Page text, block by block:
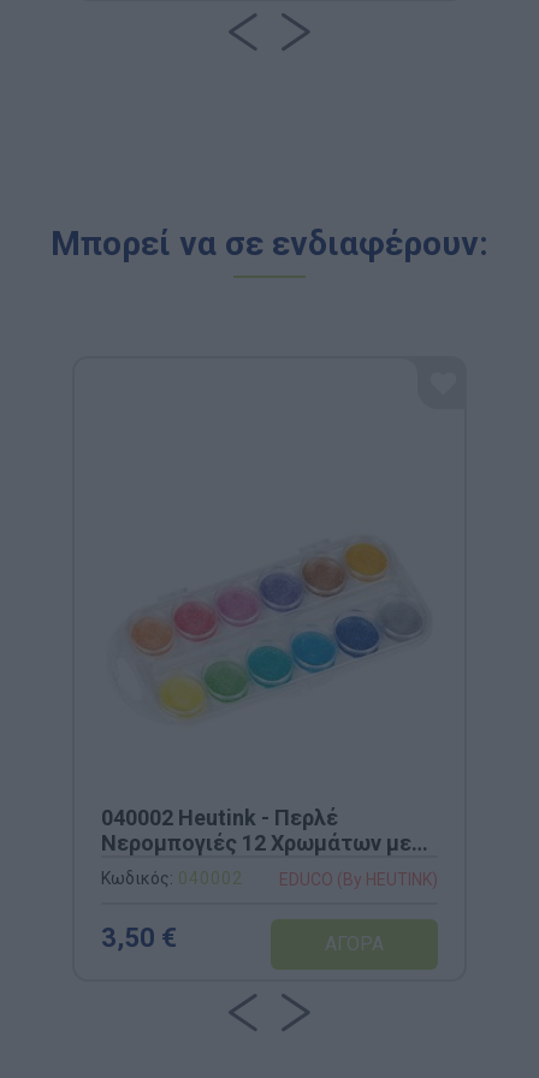
Μπορεί να σε ενδιαφέρουν:
040002 Heutink - Περλέ
Νερομπογιές 12 Χρωμάτων με
Πινέλο
Κωδικός: 040002 EDUCO (By HEUTINK)
3,50 €